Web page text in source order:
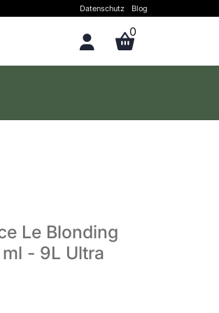
Datenschutz Blog
0
Le Blonding
- 9L Ultra